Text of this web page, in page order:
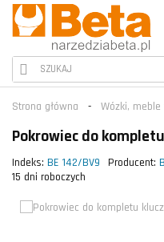
Strona główna Wózki,
Pokrowiec do
Indeks: BE 142/BV9 Producent:
15 dni roboczych